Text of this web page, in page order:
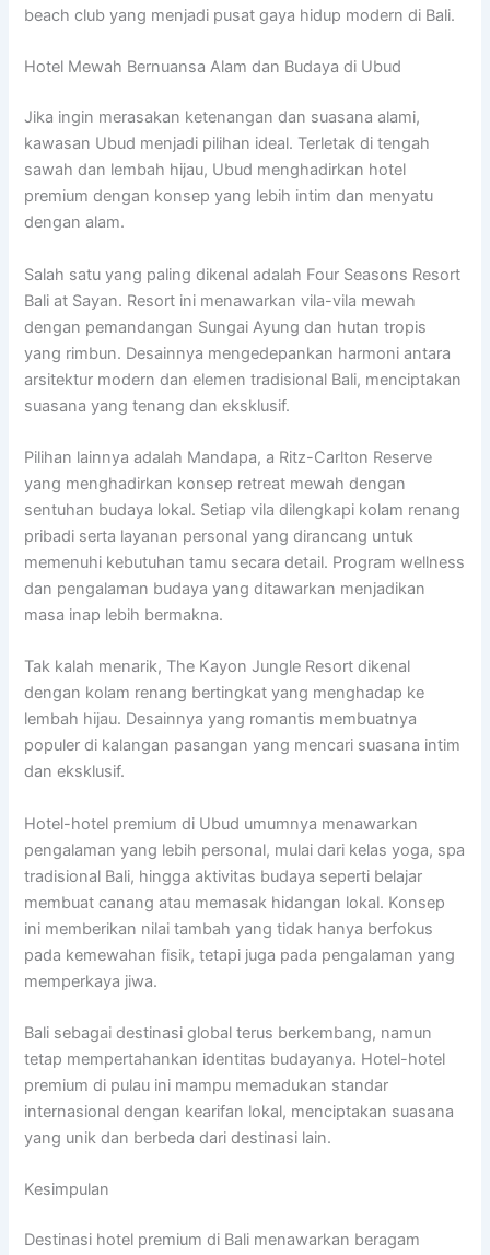
beach club yang menjadi pusat gaya hidup modern di Bali.
Hotel Mewah Bernuansa Alam dan Budaya di Ubud
Jika ingin merasakan ketenangan dan suasana alami,
kawasan Ubud menjadi pilihan ideal. Terletak di tengah
sawah dan lembah hijau, Ubud menghadirkan hotel
premium dengan konsep yang lebih intim dan menyatu
dengan alam.
Salah satu yang paling dikenal adalah Four Seasons Resort
Bali at Sayan. Resort ini menawarkan vila-vila mewah
dengan pemandangan Sungai Ayung dan hutan tropis
yang rimbun. Desainnya mengedepankan harmoni antara
arsitektur modern dan elemen tradisional Bali, menciptakan
suasana yang tenang dan eksklusif.
Pilihan lainnya adalah Mandapa, a Ritz-Carlton Reserve
yang menghadirkan konsep retreat mewah dengan
sentuhan budaya lokal. Setiap vila dilengkapi kolam renang
pribadi serta layanan personal yang dirancang untuk
memenuhi kebutuhan tamu secara detail. Program wellness
dan pengalaman budaya yang ditawarkan menjadikan
masa inap lebih bermakna.
Tak kalah menarik, The Kayon Jungle Resort dikenal
dengan kolam renang bertingkat yang menghadap ke
lembah hijau. Desainnya yang romantis membuatnya
populer di kalangan pasangan yang mencari suasana intim
dan eksklusif.
Hotel-hotel premium di Ubud umumnya menawarkan
pengalaman yang lebih personal, mulai dari kelas yoga, spa
tradisional Bali, hingga aktivitas budaya seperti belajar
membuat canang atau memasak hidangan lokal. Konsep
ini memberikan nilai tambah yang tidak hanya berfokus
pada kemewahan fisik, tetapi juga pada pengalaman yang
memperkaya jiwa.
Bali sebagai destinasi global terus berkembang, namun
tetap mempertahankan identitas budayanya. Hotel-hotel
premium di pulau ini mampu memadukan standar
internasional dengan kearifan lokal, menciptakan suasana
yang unik dan berbeda dari destinasi lain.
Kesimpulan
Destinasi hotel premium di Bali menawarkan beragam